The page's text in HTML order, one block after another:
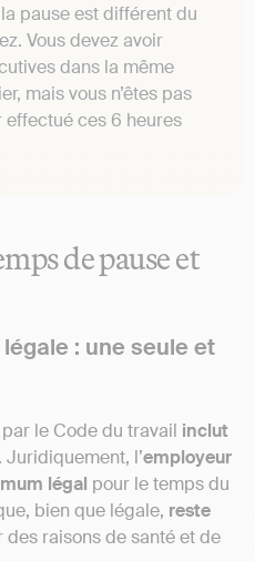
pause est différent du
Vous devez avoir
dans la même
mais vous n’êtes pas
effectué ces 6 heures
de pause et
: une seule et
le Code du travail inclut
. Juridiquement, l’employeur
légal pour le temps du
bien que légale, reste
des raisons de santé et de